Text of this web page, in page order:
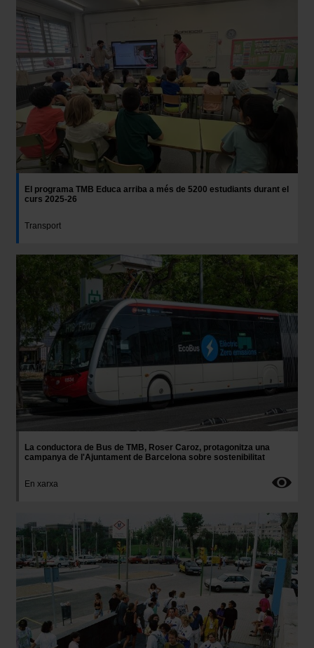
El programa TMB Educa arriba a més de 5200 estudiants durant el
curs 2025-26
Transport
Imatge
La conductora de Bus de TMB, Roser Caroz, protagonitza una
campanya de l'Ajuntament de Barcelona sobre sostenibilitat
En xarxa